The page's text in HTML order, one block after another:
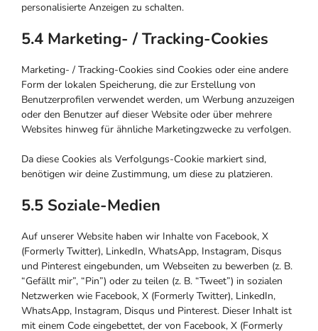
personalisierte Anzeigen zu schalten.
5.4 Marketing- / Tracking-Cookies
Marketing- / Tracking-Cookies sind Cookies oder eine andere
Form der lokalen Speicherung, die zur Erstellung von
Benutzerprofilen verwendet werden, um Werbung anzuzeigen
oder den Benutzer auf dieser Website oder über mehrere
Websites hinweg für ähnliche Marketingzwecke zu verfolgen.
Da diese Cookies als Verfolgungs-Cookie markiert sind,
benötigen wir deine Zustimmung, um diese zu platzieren.
5.5 Soziale-Medien
Auf unserer Website haben wir Inhalte von Facebook, X
(Formerly Twitter), LinkedIn, WhatsApp, Instagram, Disqus
und Pinterest eingebunden, um Webseiten zu bewerben (z. B.
“Gefällt mir”, “Pin”) oder zu teilen (z. B. “Tweet”) in sozialen
Netzwerken wie Facebook, X (Formerly Twitter), LinkedIn,
WhatsApp, Instagram, Disqus und Pinterest. Dieser Inhalt ist
mit einem Code eingebettet, der von Facebook, X (Formerly